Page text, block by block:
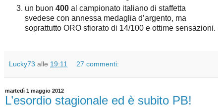
un buon 400 al campionato italiano di staffetta
svedese con annessa medaglia d’argento, ma
soprattutto ORO sfiorato di 14/100 e ottime sensazioni.
Lucky73 alle 19:11 27 commenti:
martedì 1 maggio 2012
L’esordio stagionale ed è subito PB!